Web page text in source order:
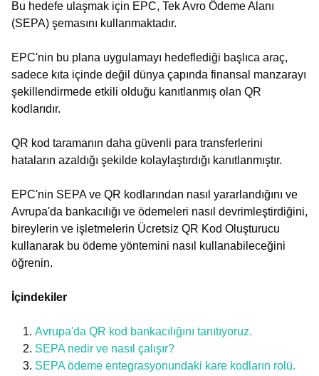
Bu hedefe ulaşmak için EPC, Tek Avro Ödeme Alanı
(SEPA) şemasını kullanmaktadır.
EPC'nin bu plana uygulamayı hedeflediği başlıca araç,
sadece kıta içinde değil dünya çapında finansal manzarayı
şekillendirmede etkili olduğu kanıtlanmış olan QR
kodlarıdır.
QR kod taramanın daha güvenli para transferlerini
hataların azaldığı şekilde kolaylaştırdığı kanıtlanmıştır.
EPC'nin SEPA ve QR kodlarından nasıl yararlandığını ve
Avrupa'da bankacılığı ve ödemeleri nasıl devrimleştirdiğini,
bireylerin ve işletmelerin Ücretsiz QR Kod Oluşturucu
kullanarak bu ödeme yöntemini nasıl kullanabileceğini
öğrenin.
İçindekiler
Avrupa'da QR kod bankacılığını tanıtıyoruz.
SEPA nedir ve nasıl çalışır?
SEPA ödeme entegrasyonundaki kare kodların rolü.